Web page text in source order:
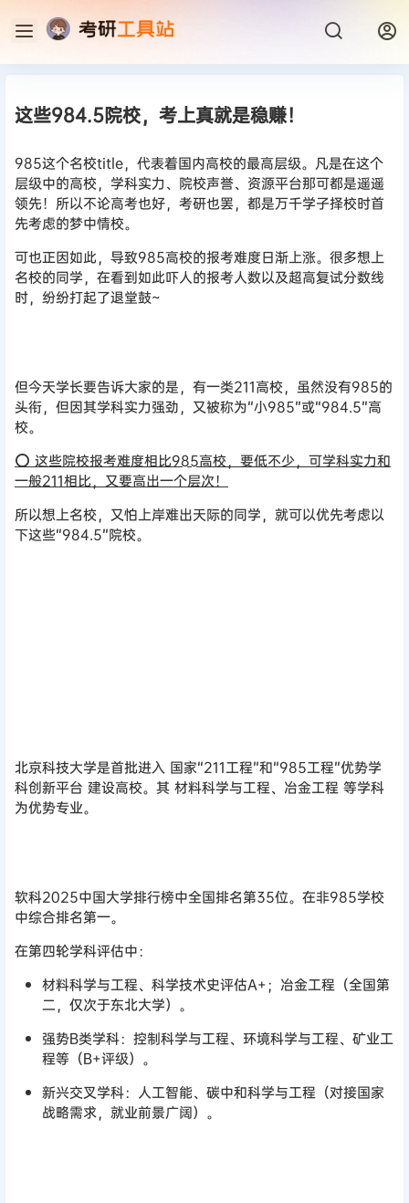
这些984.5院校，考上真就是稳赚！
985这个名校title，代表着国内高校的最高层级。凡是在这个
层级中的高校，学科实力、院校声誉、资源平台那可都是遥遥
领先！所以不论高考也好，考研也罢，都是万千学子择校时首
先考虑的梦中情校。
可也正因如此，导致985高校的报考难度日渐上涨。很多想上
名校的同学，在看到如此吓人的报考人数以及超高复试分数线
时，纷纷打起了退堂鼓~
但今天学长要告诉大家的是，有一类211高校，虽然没有985的
头衔，但因其学科实力强劲，又被称为“小985”或“984.5”高
校。
⭕ 这些院校报考难度相比985高校，要低不少，可学科实力和
一般211相比，又要高出一个层次！
所以想上名校，又怕上岸难出天际的同学，就可以优先考虑以
下这些“984.5”院校。
北京科技大学是首批进入 国家“211工程”和“985工程”优势学
科创新平台 建设高校。其 材料科学与工程、冶金工程 等学科
为优势专业。
软科2025中国大学排行榜中全国排名第35位。在非985学校
中综合排名第一。
在第四轮学科评估中：
材料科学与工程、科学技术史评估A+；冶金工程（全国第
二，仅次于东北大学）。‌‌
强势B类学科：控制科学与工程、环境科学与工程、矿业工
程等（B+评级）。‌‌
新兴交叉学科：人工智能、碳中和科学与工程（对接国家
战略需求，就业前景广阔）。‌‌